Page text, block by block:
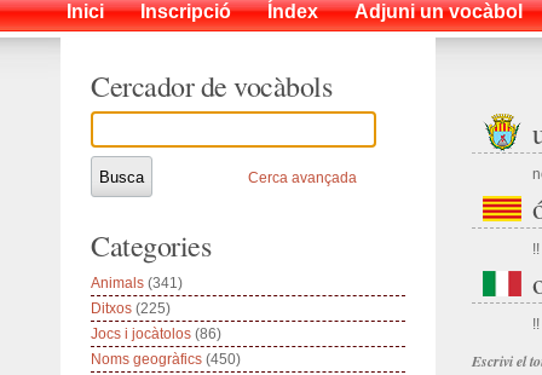
Inici Inscripció Índex Adjuni un vocàbol
!!
!!
Escrivi el
Cercador de vocàbols
Cerca avançada
Categories
Animals (341)
Ditxos (225)
Jocs i jocàtolos (86)
Noms geogràfics (450)